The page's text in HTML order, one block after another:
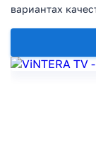
вариантах